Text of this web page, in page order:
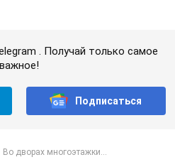
. Получай только самое
важное!
Подписаться
Во дворах многоэтажки...